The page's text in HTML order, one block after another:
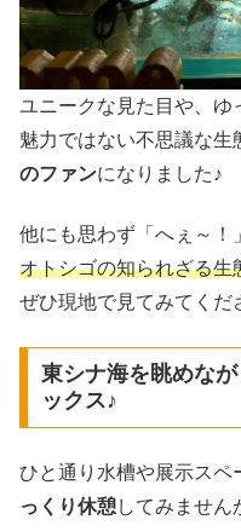
ユニークな見た目や、ゆ
魅力ではない不思議な生
のファンになりました♪
他にも思わず「へぇ～！
オトシゴの知られざる生
ぜひ現地で見てみてくだ
東シナ海を眺めな
ックス♪
ひと通り水槽や展示スペ
っくり休憩してみません